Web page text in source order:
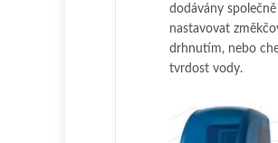
dodávány
nastavovat
drhnutím, nebo
tvrdost vody.